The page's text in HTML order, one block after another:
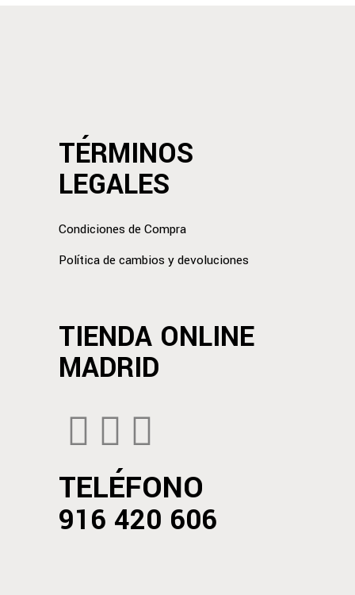
TÉRMINOS
LEGALES
Condiciones de Compra
Política de cambios y devoluciones
TIENDA ONLINE
MADRID
TELÉFONO
916 420 606